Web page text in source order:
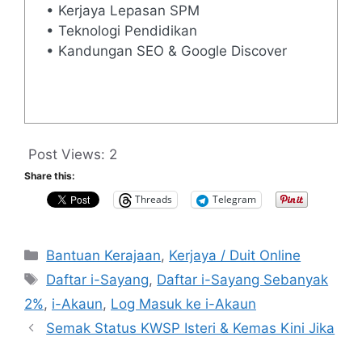
• Kerjaya Lepasan SPM
• Teknologi Pendidikan
• Kandungan SEO & Google Discover
Post Views: 2
Share this:
Threads Telegram
Categories
Bantuan Kerajaan, Kerjaya / Duit Online
Tags
Daftar i-Sayang, Daftar i-Sayang Sebanyak
2%, i-Akaun, Log Masuk ke i-Akaun
Semak Status KWSP Isteri & Kemas Kini Jika